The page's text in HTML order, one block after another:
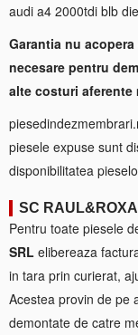
audi a4 2000tdi blb
Garantia nu
necesare pentru
alte costuri
piesele expuse sunt
disponibilitatea
SC
Pentru toate piesele
SRL elibereaza
in tara prin curierat,
Acestea provin de pe
demontate de catre